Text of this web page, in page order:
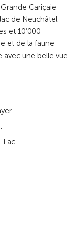
Cariçaie
de Neuchâtel.
et 10’000
et de la faune
avec une belle vue
Lac.